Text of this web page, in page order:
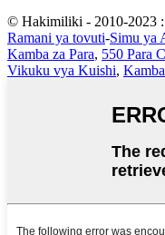
© Hakimiliki - 2010-2023
Ramani ya tovuti-Simu ya
Kamba za Para, 550 Para
Vikuku vya Kuishi,